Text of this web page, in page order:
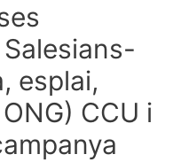
esplai,
CCU i